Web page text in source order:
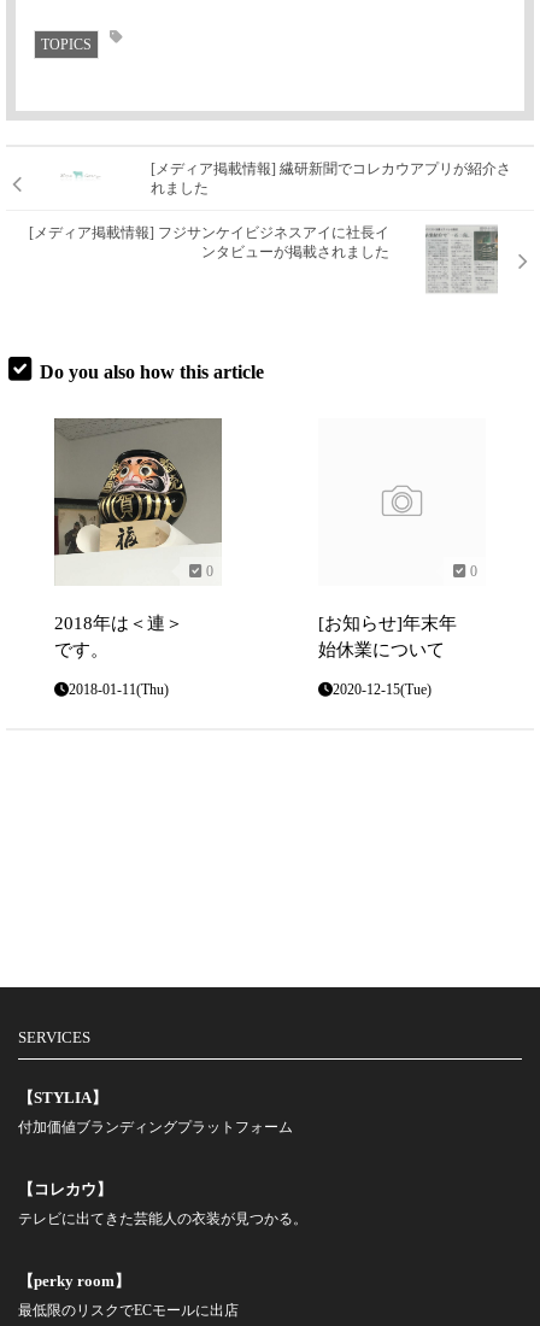
TOPICS
[メディア掲載情報] 繊研新聞でコレカウアプリが紹介さ
れました
[メディア掲載情報] フジサンケイビジネスアイに社長イ
ンタビューが掲載されました
Do you also how this article
0
2018年は＜連＞
です。
2018-01-11(Thu)
0
[お知らせ]年末年
始休業について
2020-12-15(Tue)
SERVICES
【STYLIA】
付加価値ブランディングプラットフォーム
【コレカウ】
テレビに出てきた芸能人の衣装が見つかる。
【perky room】
最低限のリスクでECモールに出店